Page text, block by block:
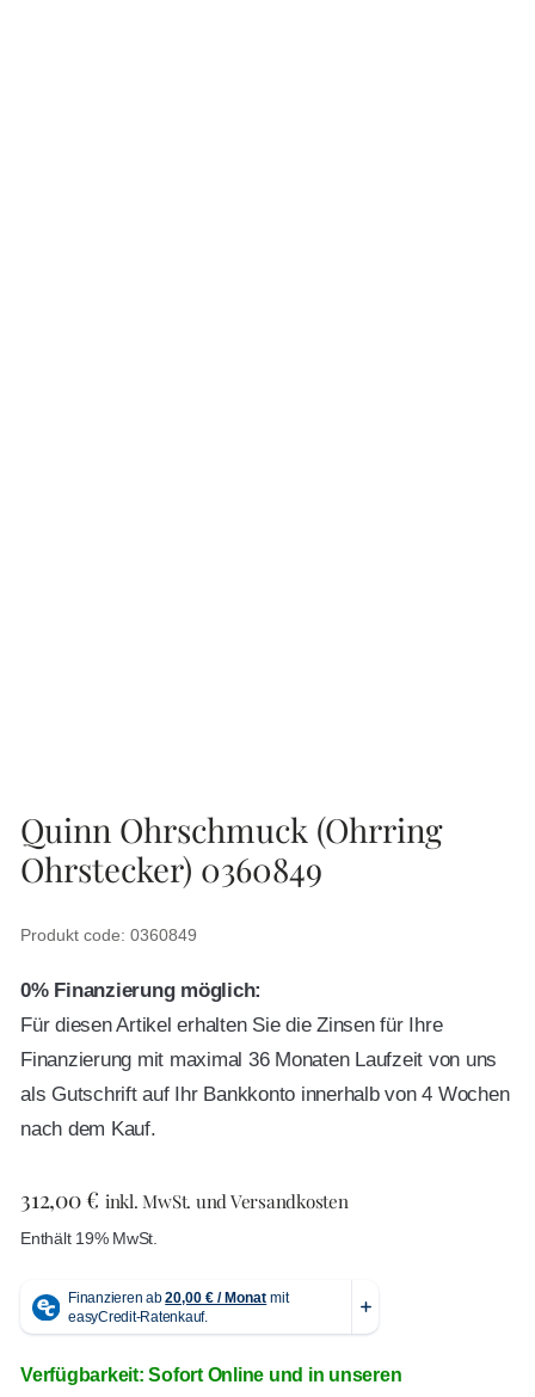
Quinn Ohrschmuck (Ohrring
Ohrstecker) 0360849
Produkt code: 0360849
0% Finanzierung möglich:
Für diesen Artikel erhalten Sie die Zinsen für Ihre
Finanzierung mit maximal 36 Monaten Laufzeit von uns
als Gutschrift auf Ihr Bankkonto innerhalb von 4 Wochen
nach dem Kauf.
312,00€ inkl. MwSt. und Versandkosten
Enthält 19% MwSt.
Verfügbarkeit: Sofort Online und in unseren